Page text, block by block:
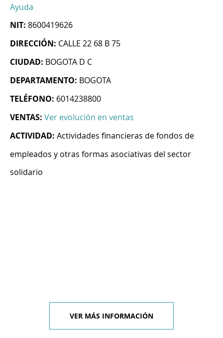
Ayuda
NIT: 8600419626
DIRECCIÓN: CALLE 22 68 B 75
CIUDAD: BOGOTA D C
DEPARTAMENTO: BOGOTA
TELÉFONO: 6014238800
VENTAS: Ver evolución en ventas
ACTIVIDAD: Actividades financieras de fondos de
empleados y otras formas asociativas del sector
solidario
VER MÁS INFORMACIÓN